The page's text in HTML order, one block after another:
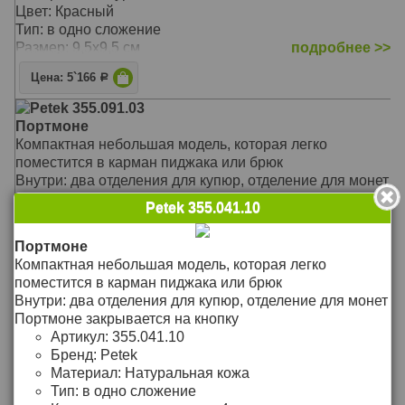
Цвет: Красный
Тип: в одно сложение
Размер: 9,5х9,5 см
подробнее >>
Цена: 5`166 Р
Petek 355.091.03
Портмоне
Компактная небольшая модель, которая легко
поместится в карман пиджака или брюк
Внутри: два отделения для купюр, отделение для монет
Портмоне закрывается на кнопку
Материал: Натуральная кожа
Тип: в одно сложение
Размер: 9,5х9,5 см
подробнее >>
Цена: 5`166Р
Petek 335.4000.10
Кошелек
состоит из 1 отделения для купюр, 9 отделений для
пластиковых карт, 5 карманов, 1 прозрачного
Petek 355.041.10
Портмоне
Компактная небольшая модель, которая легко
поместится в карман пиджака или брюк
Внутри: два отделения для купюр, отделение для монет
Портмоне закрывается на кнопку
Артикул: 355.041.10
Бренд: Petek
Материал: Натуральная кожа
Тип: в одно сложение